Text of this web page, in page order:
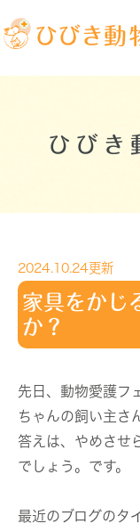
ひびき
2024.10.24更新
家具をかじ
か？
先日、動物愛護フ
ちゃんの飼い主さ
答えは、やめさせ
でしょう。です。
最近のブログのタ